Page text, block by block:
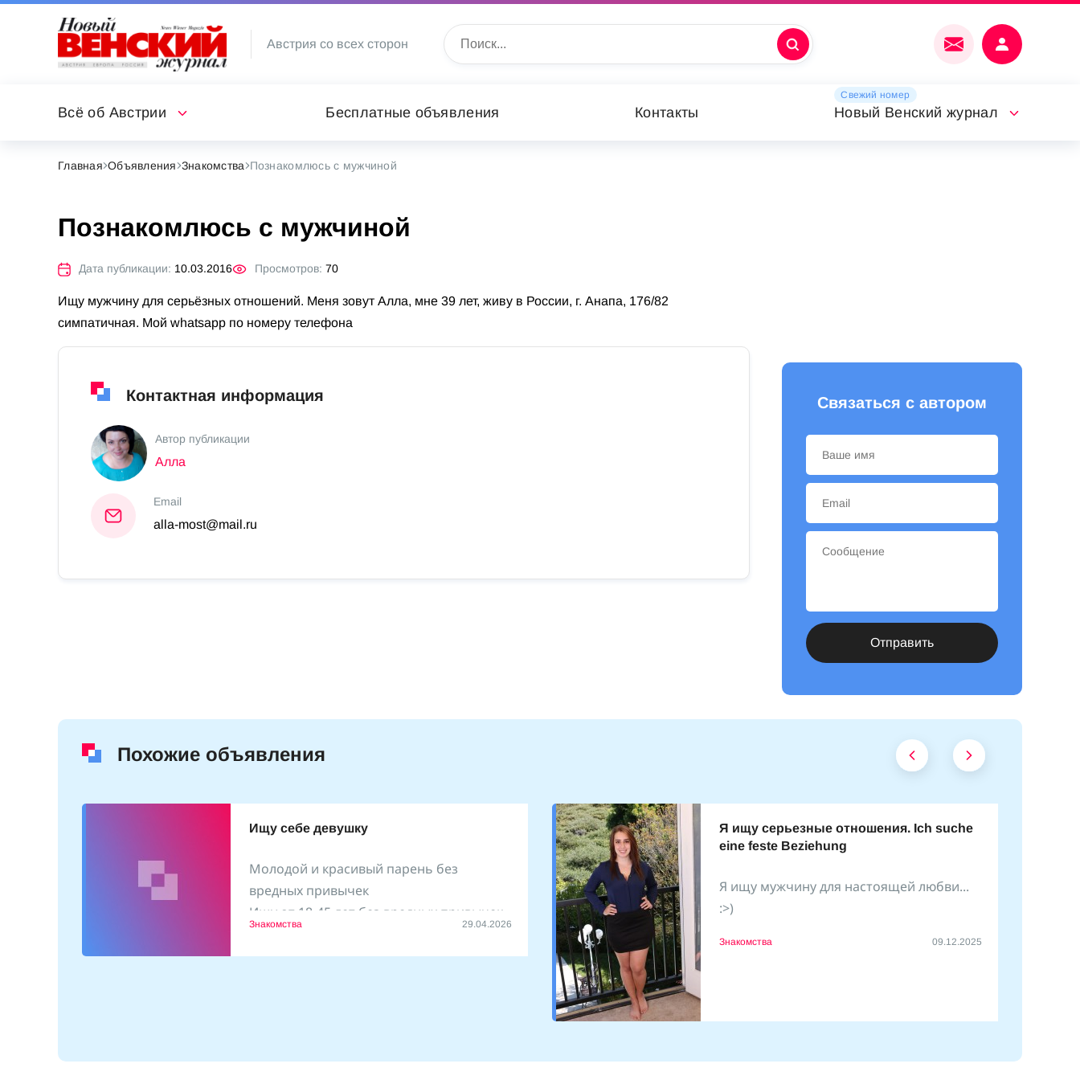
Австрия со всех сторон
Всё об Австрии Бесплатные объявления Контакты
Свежий номер
Новый Венский журнал
Главная Объявления Знакомства Познакомлюсь с мужчиной
Познакомлюсь с мужчиной
Дата публикации: 10.03.2016 Просмотров: 70
Ищу мужчину для серьёзных отношений. Меня зовут Алла, мне 39 лет, живу в России, г. Анапа, 176/82
симпатичная. Мой whatsapp по номеру телефона
Контактная информация
Автор публикации
Алла
Email
alla-most@mail.ru
Связаться с автором
Отправить
Похожие объявления
Ищу себе девушку
Молодой и красивый парень без
вредных привычек
Ищу от 18-45 лет без вредных привычек
Пишите
Знакомства 29.04.2026
Я ищу серьезные отношения. Ich suche
eine feste Beziehung
Я ищу мужчину для настоящей любви...
:>)
Знакомства 09.12.2025